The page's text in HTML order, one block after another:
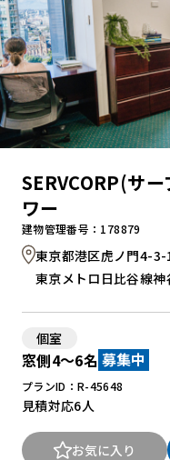
SERVCORP(サ
ワー
建物管理番号：178879
東京都港区虎ノ門4-
東京メトロ日比谷線
個室
窓側4～6名 募集中
プランID：R-45648
見積対応6人
お気に入り